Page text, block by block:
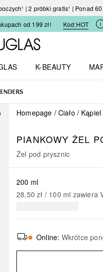
| 2 próbki gratis¹ | Ponad
od 199 zł!
Kod:HOT
Strona główna
K-BEAUTY
Homepage Ciało Kąpiel
PIANKOWY ŻEL
Żel pod prysznic
200 ml
28,50 zł / 100 ml zawiera
Online: Wkrótce